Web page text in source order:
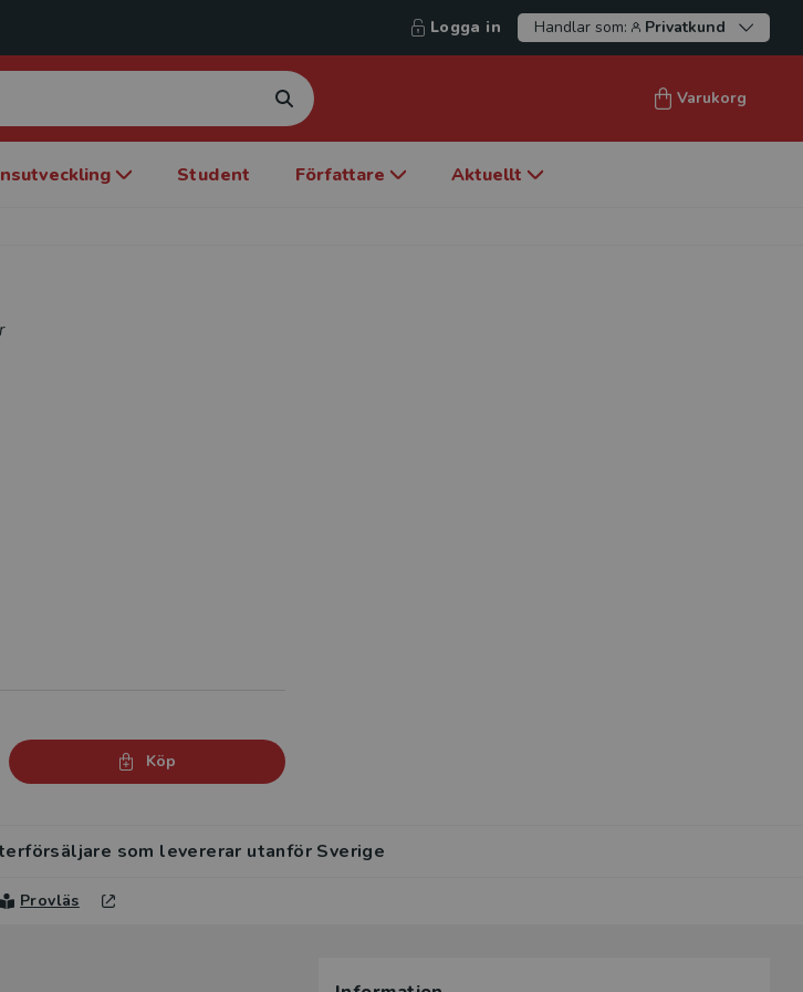
Logga in Handlar som: Privatkund
Varukorg
Student Författare Aktuellt
Köp
som levererar utanför Sverige
Provläs